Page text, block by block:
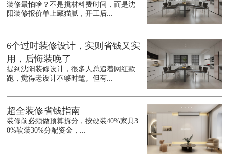
装修最怕啥？不是挑材料费时间，而是沈
阳装修报价单上藏猫腻，开工后...
6个过时装修设计，实则省钱又实
用，后悔装晚了
提到沈阳装修设计，很多人总追着网红款
跑，觉得老设计不够时髦。但有...
超全装修省钱指南
装修前必须做预算拆分，按硬装40%家具3
0%软装30%分配资金，...